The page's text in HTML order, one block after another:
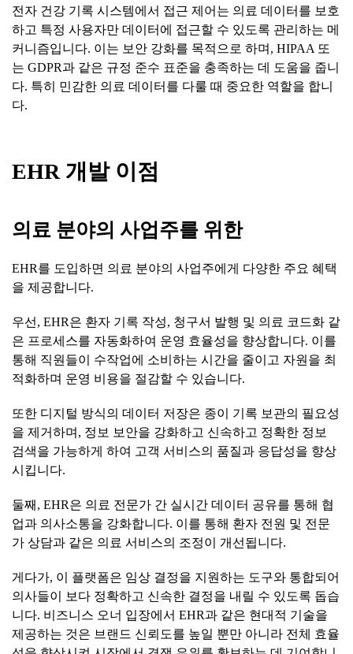
전자 건강 기록 시스템에서 접근 제어는 의료 데이터를 보호
하고 특정 사용자만 데이터에 접근할 수 있도록 관리하는 메
커니즘입니다. 이는 보안 강화를 목적으로 하며, HIPAA 또
는 GDPR과 같은 규정 준수 표준을 충족하는 데 도움을 줍니
다. 특히 민감한 의료 데이터를 다룰 때 중요한 역할을 합니
다.
EHR 개발 이점
의료 분야의 사업주를 위한
EHR를 도입하면 의료 분야의 사업주에게 다양한 주요 혜택
을 제공합니다.
우선, EHR은 환자 기록 작성, 청구서 발행 및 의료 코드화 같
은 프로세스를 자동화하여 운영 효율성을 향상합니다. 이를
통해 직원들이 수작업에 소비하는 시간을 줄이고 자원을 최
적화하며 운영 비용을 절감할 수 있습니다.
또한 디지털 방식의 데이터 저장은 종이 기록 보관의 필요성
을 제거하며, 정보 보안을 강화하고 신속하고 정확한 정보
검색을 가능하게 하여 고객 서비스의 품질과 응답성을 향상
시킵니다.
둘째, EHR은 의료 전문가 간 실시간 데이터 공유를 통해 협
업과 의사소통을 강화합니다. 이를 통해 환자 전원 및 전문
가 상담과 같은 의료 서비스의 조정이 개선됩니다.
게다가, 이 플랫폼은 임상 결정을 지원하는 도구와 통합되어
의사들이 보다 정확하고 신속한 결정을 내릴 수 있도록 돕습
니다. 비즈니스 오너 입장에서 EHR과 같은 현대적 기술을
제공하는 것은 브랜드 신뢰도를 높일 뿐만 아니라 전체 효율